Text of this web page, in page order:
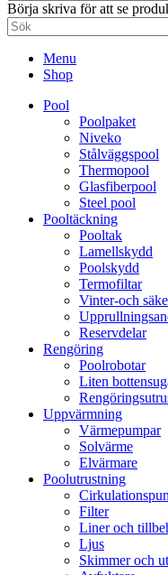
Börja skriva för att se
Menu
Shop
Pool
Poolpaket
Niveko
Stålväggspool
Thermopool
Glasfiberpool
Steel pool
Pooltäckning
Pooltak
Lamellskydd
Poolskydd
Termofiltar
Vinter-och
Reservdelar
Rengöring
Poolrobotar
Liten
Uppvärmning
Värmepumpar
Solvärme
Elvärmare
Poolutrustning
Filter
Liner och
Ljus
Skimmer och